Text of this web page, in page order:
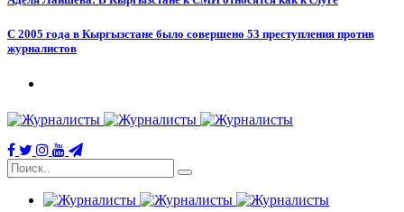
С 2005 года в Кыргызстане было совершено 53 преступления против
журналистов